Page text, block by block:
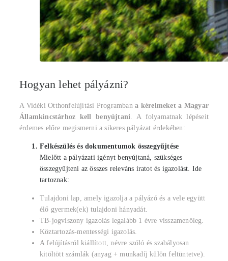
Hogyan lehet pályázni?
A Vidéki Otthonfelújítási Programbana kérelmeket a Magyar
Államkincstárhoz kell benyújtani. A folyamatnak lépéseit
érdemes előre megismerni a sikeres pályázat érdekében:
Felkészülés és dokumentumok összegyűjtése
Mielőtt a pályázati igényt benyújtaná, szükséges
összegyűjteni az összes releváns iratot és igazolást. Ide
tartoznak:
Tulajdoni lap, amely igazolja a pályázó és a vele együtt
élő gyermek(ek) tulajdoni hányadát.
TB-jogviszony igazolás legalább 1 évre visszamenőleg.
Köztartozás-mentességi igazolás.
A felújításról kiállított, névre szóló és szabályosan
kitöltött számlák (anyag + munkadíj külön feltüntetve).